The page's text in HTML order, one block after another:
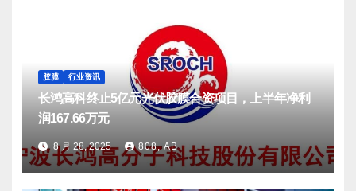
胶膜 行业资讯
长鸿高科终止5亿元光伏胶膜合资项目，上半年净利
润167.66万元
8 月 28, 2025 808, AB